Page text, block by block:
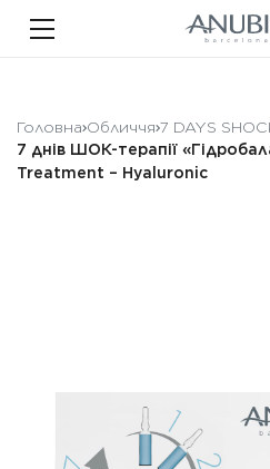
ОБЛИЧЧЯ
SPA
Головна Обличчя 7 DAYS
7 днів ШОК-терапії
Treatment – Hyaluronic